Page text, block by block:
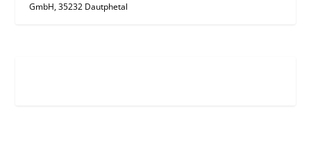
GmbH, 35232 Dautphetal